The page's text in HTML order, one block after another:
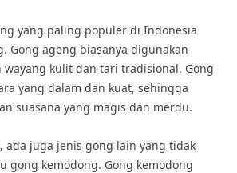
yang paling populer di Indonesia
Gong ageng biasanya digunakan
kulit dan tari tradisional. Gong
yang dalam dan kuat, sehingga
suasana yang magis dan merdu.
ada juga jenis gong lain yang tidak
gong kemodong. Gong kemodong